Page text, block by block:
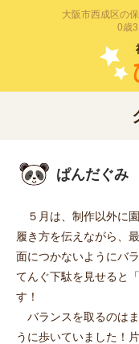
大阪市西成区の
0歳
ぱんだぐみ
５月は、制作以外に
履き方を伝えながら、
面につかないようにバ
てんぐ下駄を見せると
す！
バランスを取るのは
うに歩いていました！